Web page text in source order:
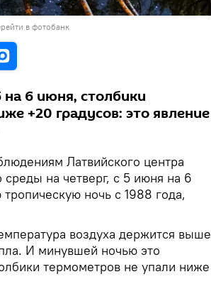
в фотобанк
на 6 июня, столбики
+20 градусов: это явление
Латвийского центра
на четверг, с 5 июня на 6
ночь с 1988 года,
воздуха держится выше
И минувшей ночью это
термометров не упали ниже